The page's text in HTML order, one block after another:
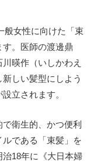
般女性に向けた「束
。医師の渡邊鼎
暎作（いしかわえ
しい髪型にしよう
立されます。
衛生的、かつ便利
である「束髪」を
18年に《大日本婦